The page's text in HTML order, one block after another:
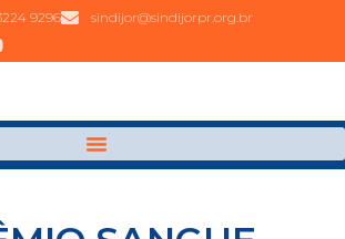
9296 sindijor@sindijorpr.org.br